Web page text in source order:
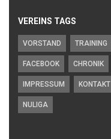
VEREINS TAGS
VORSTAND TRAINING
FACEBOOK CHRONIK
IMPRESSUM KONTAKT
NULIGA